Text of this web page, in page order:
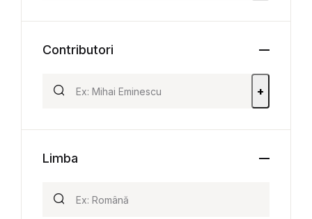
Contributori
+
Limba